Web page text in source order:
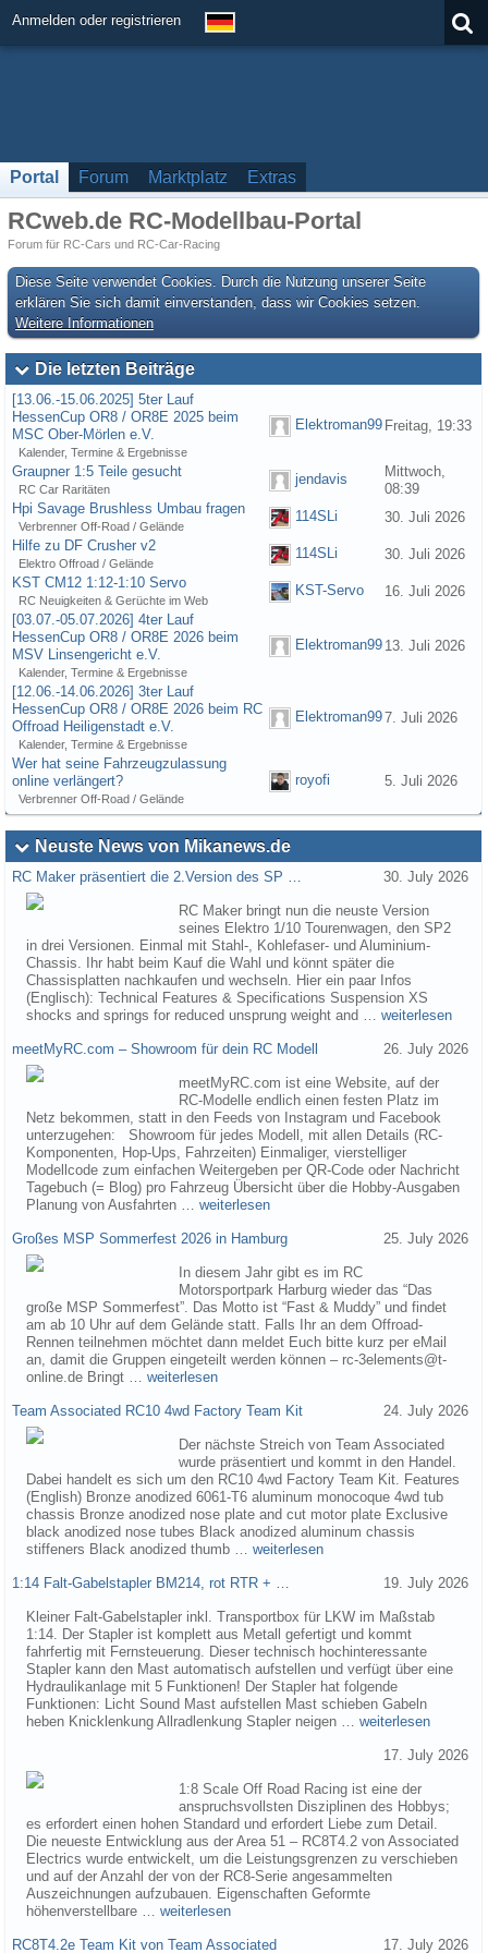
Anmelden oder registrieren
Portal Forum Marktplatz Extras
RCweb.de RC-Modellbau-Portal
Forum für RC-Cars und RC-Car-Racing
Diese Seite verwendet Cookies. Durch die Nutzung unserer Seite
erklären Sie sich damit einverstanden, dass wir Cookies setzen.
Weitere Informationen
Die letzten Beiträge
[13.06.-15.06.2025] 5ter Lauf
HessenCup OR8 / OR8E 2025 beim
MSC Ober-Mörlen e.V.
Kalender, Termine & Ergebnisse
Elektroman99 Freitag, 19:33
Graupner 1:5 Teile gesucht
RC Car Raritäten
jendavis
Mittwoch,
08:39
Hpi Savage Brushless Umbau fragen
Verbrenner Off-Road / Gelände
114SLi
30. Juli 2026
Hilfe zu DF Crusher v2
Elektro Offroad / Gelände
114SLi
30. Juli 2026
KST CM12 1:12-1:10 Servo
RC Neuigkeiten & Gerüchte im Web
KST-Servo
16. Juli 2026
[03.07.-05.07.2026] 4ter Lauf
HessenCup OR8 / OR8E 2026 beim
MSV Linsengericht e.V.
Kalender, Termine & Ergebnisse
Elektroman99 13. Juli 2026
[12.06.-14.06.2026] 3ter Lauf
HessenCup OR8 / OR8E 2026 beim RC
Offroad Heiligenstadt e.V.
Kalender, Termine & Ergebnisse
Elektroman997. Juli 2026
Wer hat seine Fahrzeugzulassung
online verlängert?
Verbrenner Off-Road / Gelände
royofi 5. Juli 2026
Neuste News von Mikanews.de
RC Maker präsentiert die 2.Version des SP … 30. July 2026
RC Maker bringt nun die neuste Version
seines Elektro 1/10 Tourenwagen, den SP2
in drei Versionen. Einmal mit Stahl-, Kohlefaser- und Aluminium-
Chassis. Ihr habt beim Kauf die Wahl und könnt später die
Chassisplatten nachkaufen und wechseln. Hier ein paar Infos
(Englisch): Technical Features & Specifications Suspension XS
shocks and springs for reduced unsprung weight and … weiterlesen
meetMyRC.com – Showroom für dein RC Modell 26. July 2026
meetMyRC.com ist eine Website, auf der
RC-Modelle endlich einen festen Platz im
Netz bekommen, statt in den Feeds von Instagram und Facebook
unterzugehen: Showroom für jedes Modell, mit allen Details (RC-
Komponenten, Hop-Ups, Fahrzeiten) Einmaliger, vierstelliger
Modellcode zum einfachen Weitergeben per QR-Code oder Nachricht
Tagebuch (= Blog) pro Fahrzeug Übersicht über die Hobby-Ausgaben
Planung von Ausfahrten … weiterlesen
Großes MSP Sommerfest 2026 in Hamburg 25. July 2026
In diesem Jahr gibt es im RC
Motorsportpark Harburg wieder das “Das
große MSP Sommerfest”. Das Motto ist “Fast & Muddy” und findet
am ab 10 Uhr auf dem Gelände statt. Falls Ihr an dem Offroad-
Rennen teilnehmen möchtet dann meldet Euch bitte kurz per eMail
an, damit die Gruppen eingeteilt werden können – rc-3elements@t-
online.de Bringt … weiterlesen
Team Associated RC10 4wd Factory Team Kit 24. July 2026
Der nächste Streich von Team Associated
wurde präsentiert und kommt in den Handel.
Dabei handelt es sich um den RC10 4wd Factory Team Kit. Features
(English) Bronze anodized 6061-T6 aluminum monocoque 4wd tub
chassis Bronze anodized nose plate and cut motor plate Exclusive
black anodized nose tubes Black anodized aluminum chassis
stiffeners Black anodized thumb … weiterlesen
1:14 Falt-Gabelstapler BM214, rot RTR + … 19. July 2026
Kleiner Falt-Gabelstapler inkl. Transportbox für LKW im Maßstab
1:14. Der Stapler ist komplett aus Metall gefertigt und kommt
fahrfertig mit Fernsteuerung. Dieser technisch hochinteressante
Stapler kann den Mast automatisch aufstellen und verfügt über eine
Hydraulikanlage mit 5 Funktionen! Der Stapler hat folgende
Funktionen: Licht Sound Mast aufstellen Mast schieben Gabeln
heben Knicklenkung Allradlenkung Stapler neigen … weiterlesen
17. July 2026
1:8 Scale Off Road Racing ist eine der
anspruchsvollsten Disziplinen des Hobbys;
es erfordert einen hohen Standard und erfordert Liebe zum Detail.
Die neueste Entwicklung aus der Area 51 – RC8T4.2 von Associated
Electrics wurde entwickelt, um die Leistungsgrenzen zu verschieben
und auf der Anzahl der von der RC8-Serie angesammelten
Auszeichnungen aufzubauen. Eigenschaften Geformte
höhenverstellbare … weiterlesen
RC8T4.2e Team Kit von Team Associated 17. July 2026